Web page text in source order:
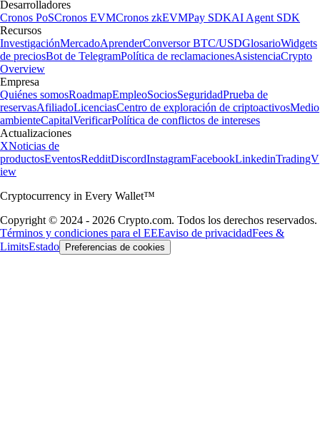
Desarrolladores
Cronos PoSCronos EVMCronos zkEVMPay SDKAI Agent SDK
Recursos
InvestigaciónMercadoAprenderConversor BTC/USDGlosarioWidgets
de preciosBot de TelegramPolítica de reclamacionesAsistenciaCrypto
Overview
Empresa
Quiénes somosRoadmapEmpleoSociosSeguridadPrueba de
reservasAfiliadoLicenciasCentro de exploración de criptoactivosMedio
ambienteCapitalVerificarPolítica de conflictos de intereses
Actualizaciones
XNoticias de
productosEventosRedditDiscordInstagramFacebookLinkedinTradingV
iew
Cryptocurrency in Every Wallet™
Copyright © 2024 - 2026 Crypto.com. Todos los derechos reservados.
Términos y condiciones para el EEEaviso de privacidadFees &
LimitsEstado Preferencias de cookies